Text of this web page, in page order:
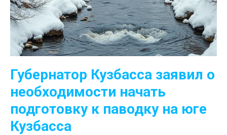
Губернатор Кузбасса заявил о
необходимости начать
подготовку к паводку на юге
Кузбасса